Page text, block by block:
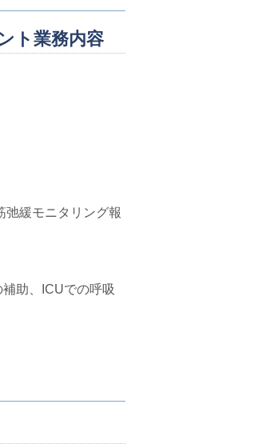
ト業務内容
弛緩モニタリング報
助、ICUでの呼吸